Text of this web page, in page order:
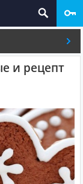
и рецепт